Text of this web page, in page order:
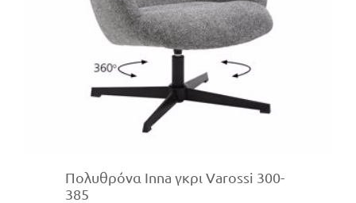
Πολυθρόνα Inna γκρι Varossi 300-
385